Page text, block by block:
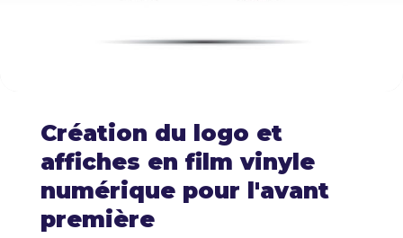
Création du logo et
affiches en film vinyle
numérique pour l'avant
première